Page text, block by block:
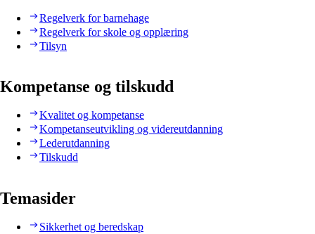
Regelverk for barnehage
Regelverk for skole og opplæring
Tilsyn
Kompetanse og tilskudd
Kvalitet og kompetanse
Kompetanseutvikling og videreutdanning
Lederutdanning
Tilskudd
Temasider
Sikkerhet og beredskap